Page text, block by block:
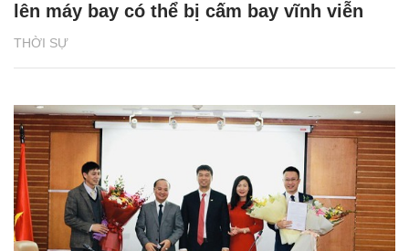
THỜI SỰ
lên máy bay có thể bị cấm bay vĩnh viễn